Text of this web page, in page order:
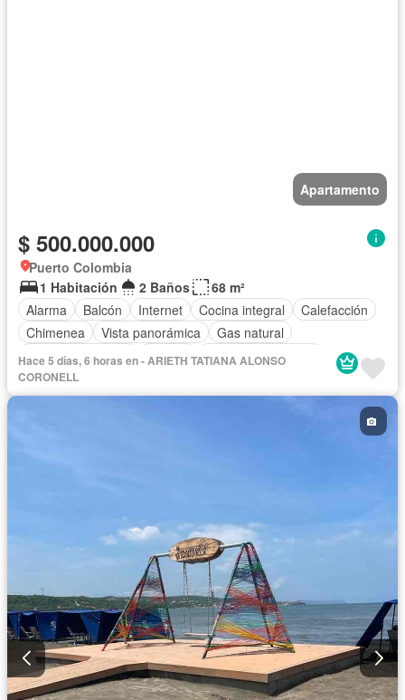
Apartamento
$ 500.000.000
Puerto Colombia
1 Habitación
2 Baños
68 m²
Alarma
Balcón Internet Cocina integral
Calefacción
Chimenea
Vista panorámica
Gas natural
Cuarto de servicio
Jacuzzi
Aire acondicionado
Aparcadero
Patio
Área infantil
Vigilante
Hace 5 días, 6 horas en - ARIETH TATIANA ALONSO
CORONELL